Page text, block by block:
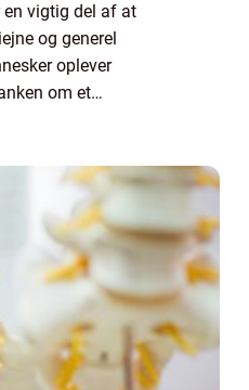
vigtig del af at
og generel
oplever
om et